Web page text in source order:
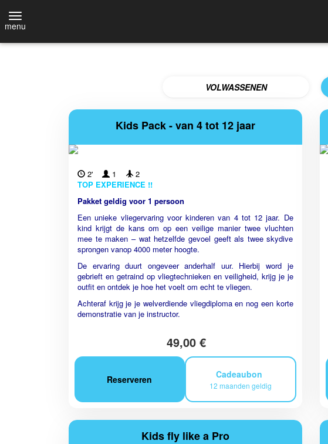
menu
VOLWASSENEN
Kids Pack - van 4 tot 12 jaar
2' 1
2
TOP EXPERIENCE !!
Pakket geldig voor 1 persoon
Een unieke vliegervaring voor kinderen van 4 tot 12 jaar. De
kind krijgt de kans om op een veilige manier twee vluchten
mee te maken – wat hetzelfde gevoel geeft als twee skydive
sprongen vanop 4000 meter hoogte.
De ervaring duurt ongeveer anderhalf uur. Hierbij word je
gebrieft en getraind op vliegtechnieken en veiligheid, krijg je je
outfit en ontdek je hoe het voelt om echt te vliegen.
Achteraf krijg je je welverdiende vliegdiploma en nog een korte
demonstratie van je instructor.
49,00 €
Reserveren Cadeaubon
12 maanden geldig
Kids fly like a Pro